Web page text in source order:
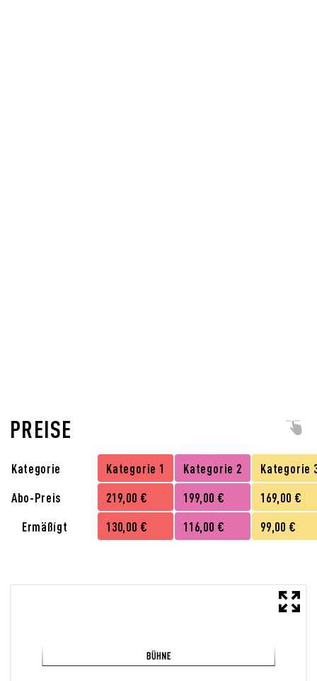
PREISE
Kategorie Kategorie 1 Kategorie 2
Kategorie
Abo-Preis
219,00 € 199,00 €
169,00 €
Ermäßígt
130,00 € 116,00 € 99,00 €